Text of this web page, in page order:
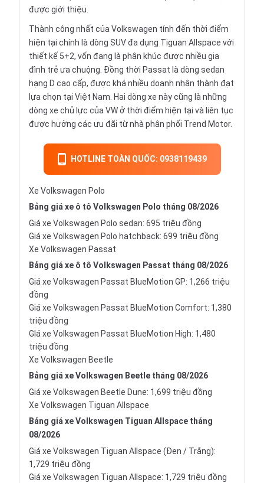
được giới thiệu.
Thành công nhất của Volkswagen tính đến thời điểm
hiện tại chính là dòng SUV đa dụng Tiguan Allspace với
thiết kế 5+2, vốn đang là phân khúc được nhiều gia
đình trẻ ưa chuộng. Đồng thời Passat là dòng sedan
hạng D cao cấp, được khá nhiều doanh nhân thành đạt
lựa chọn tại Việt Nam. Hai dòng xe này cũng là những
dòng xe chủ lực của VW ở thời điểm hiện tại và liên tục
được hưởng các ưu đãi từ nhà phân phối Trend Motor.
HOTLINE TOÀN QUỐC: 0938119439
Xe Volkswagen Polo
Bảng giá xe ô tô Volkswagen Polo tháng 08/2026
Giá xe Volkswagen Polo sedan: 695 triệu đồng
Giá xe Volkswagen Polo hatchback: 699 triệu đồng
Xe Volkswagen Passat
Bảng giá xe ô tô Volkswagen Passat tháng 08/2026
Giá xe Volkswagen Passat BlueMotion GP: 1,266 triệu
đồng
Giá xe Volkswagen Passat BlueMotion Comfort: 1,380
triệu đồng
GIá xe Volkswagen Passat BlueMotion High: 1,480
triệu đồng
Xe Volkswagen Beetle
Bảng giá xe Volkswagen Beetle tháng 08/2026
Giá xe Volkswagen Beetle Dune: 1,699 triệu đồng
Xe Volkswagen Tiguan Allspace
Bảng giá xe Volkswagen Tiguan Allspace tháng
08/2026
Giá xe Volkswagen Tiguan Allspace (Đen / Trắng):
1,729 triệu đồng
Giá xe Volkswagen Tiguan Allspace: 1,729 triệu đồng